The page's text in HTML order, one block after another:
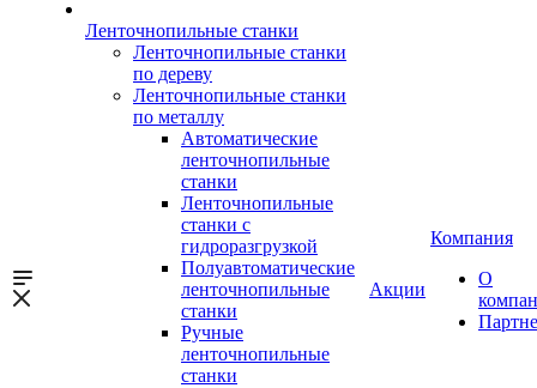
Ленточнопильные станки
Ленточнопильные станки
по дереву
Ленточнопильные станки
по металлу
Автоматические
ленточнопильные
станки
Ленточнопильные
станки с
гидроразгрузкой
Полуавтоматические
ленточнопильные
станки
Ручные
ленточнопильные
станки
Акции
Компания
О